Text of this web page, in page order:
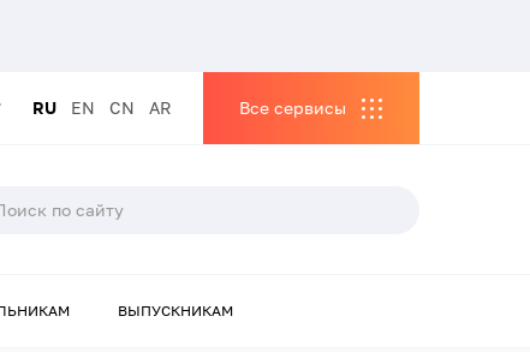
RU EN CN AR Все сервисы
ВЫПУСКНИКАМ